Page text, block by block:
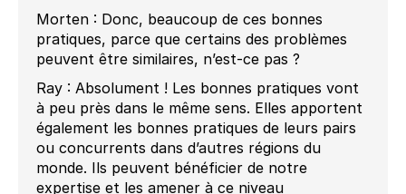
Morten : Donc, beaucoup de ces bonnes
pratiques, parce que certains des problèmes
peuvent être similaires, n’est-ce pas ?
Ray : Absolument ! Les bonnes pratiques vont
à peu près dans le même sens. Elles apportent
également les bonnes pratiques de leurs pairs
ou concurrents dans d’autres régions du
monde. Ils peuvent bénéficier de notre
expertise et les amener à ce niveau